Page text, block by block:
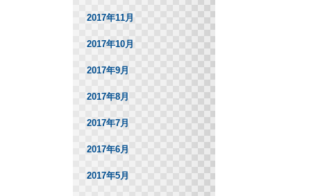
2017年11月
2017年10月
2017年9月
2017年8月
2017年7月
2017年6月
2017年5月